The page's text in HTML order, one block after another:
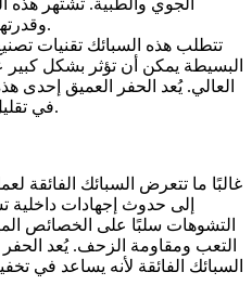
الجوي والطبية. تشتهر هذه
وقدرتها على العمل تحت ظروف قاسية.
تتطلب هذه السبائك تقنيات
البسيطة يمكن أن تؤثر بشكل كبير
العالي. يُعد الحفر العميق إحدى
في تقليل التشوهات وضمان الأداء الأمثل.
غالبًا ما تتعرض السبائك الفائقة
إلى حدوث إجهادات
التشوهات سلبًا على الخصائص
التعب ومقاومة الزحف. يُعد
السبائك الفائقة لأنه يساعد في